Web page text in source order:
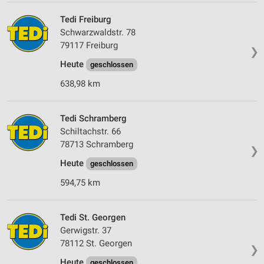
❯
Tedi Freiburg
Schwarzwaldstr. 78
79117 Freiburg
Heute
geschlossen
638,98 km
❯
Tedi Schramberg
Schiltachstr. 66
78713 Schramberg
Heute
geschlossen
594,75 km
❯
Tedi St. Georgen
Gerwigstr. 37
78112 St. Georgen
personalisierter Werbung
Erstellung von Profilen zur Personalisierung
von Inhalten
Verwendung von Profilen zur Auswahl
personalisierter Inhalte
Messung der Performance von Inhalten
Analyse von Zielgruppen durch Statistiken oder
Kombinationen von Daten aus verschiedenen
Verwendung reduzierter Daten zur Auswahl von
Inhalten